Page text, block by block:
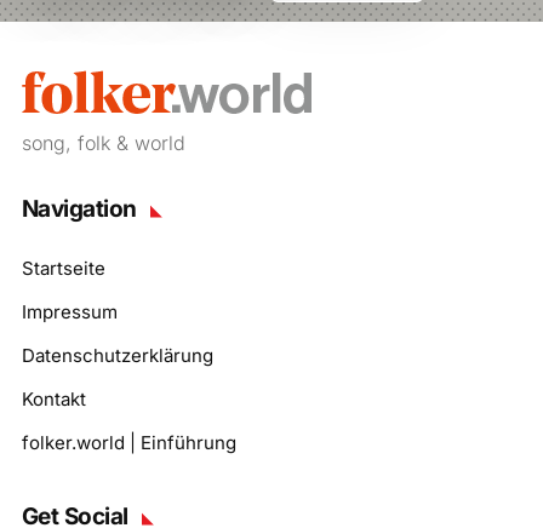
song, folk & world
Navigation
Startseite
Impressum
Datenschutzerklärung
Kontakt
folker.world | Einführung
Get Social